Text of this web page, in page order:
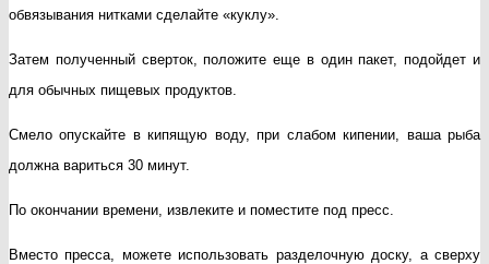
обвязывания нитками сделайте «куклу».
Затем полученный сверток, положите еще в один пакет, подойдет и
для обычных пищевых продуктов.
Смело опускайте в кипящую воду, при слабом кипении, ваша рыба
должна вариться 30 минут.
По окончании времени, извлеките и поместите под пресс.
Вместо пресса, можете использовать разделочную доску, а сверху